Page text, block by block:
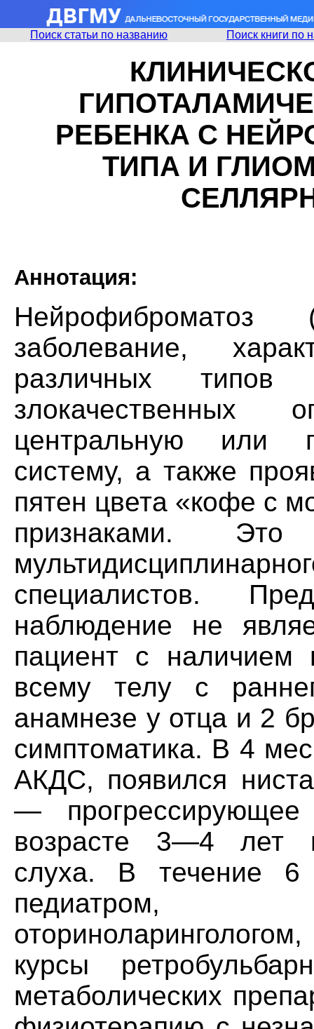
Поиск статьи по названию Поиск книги по
РЕБЕНКА С
ТИПА И
Аннотация:
заболевание,
различных типов
злокачественных
центральную или
систему, а также
пятен цвета «кофе с
признаками. Это
специалистов.
наблюдение не
пациент с наличием
всему телу с
анамнезе у отца и 2
симптоматика. В 4
АКДС, появился
—
возрасте 3—4 лет
слуха. В течение 6
педиатром,
курсы
метаболических